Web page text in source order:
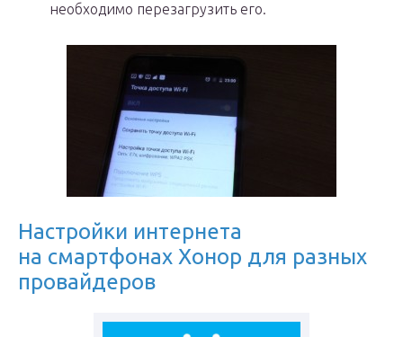
необходимо перезагрузить его.
Настройки интернета
на смартфонах Хонор для разных
провайдеров